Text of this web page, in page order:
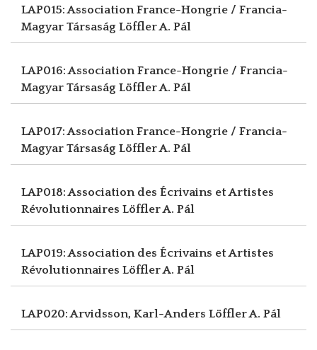
LAP015: Association France-Hongrie / Francia-
Magyar Társaság Löffler A. Pál
LAP016: Association France-Hongrie / Francia-
Magyar Társaság Löffler A. Pál
LAP017: Association France-Hongrie / Francia-
Magyar Társaság Löffler A. Pál
LAP018: Association des Écrivains et Artistes
Révolutionnaires Löffler A. Pál
LAP019: Association des Écrivains et Artistes
Révolutionnaires Löffler A. Pál
LAP020: Arvidsson, Karl-Anders Löffler A. Pál